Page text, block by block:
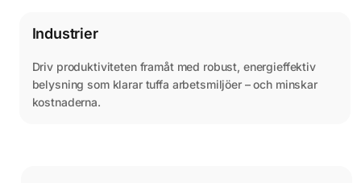
Industrier
Driv produktiviteten framåt med robust, energieffektiv
belysning som klarar tuffa arbetsmiljöer – och minskar
kostnaderna.